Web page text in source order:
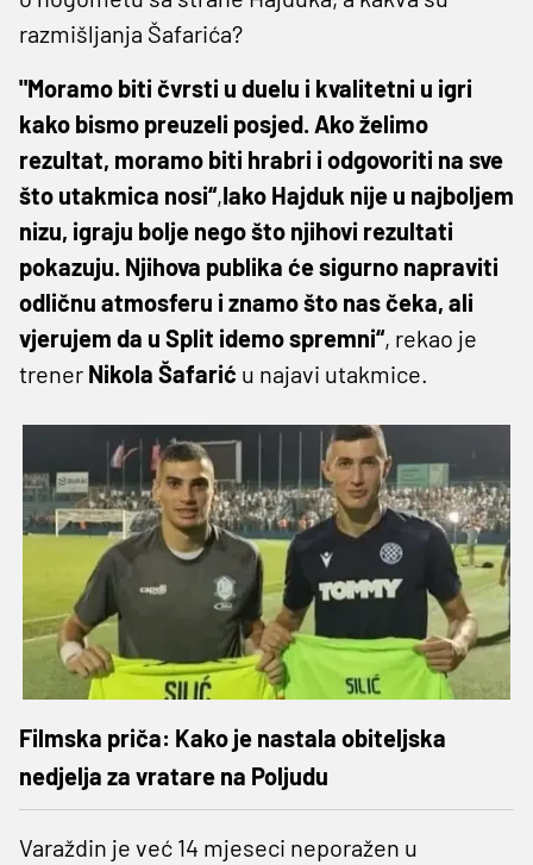
razmišljanja Šafarića?
"Moramo biti čvrsti u duelu i kvalitetni u igri
kako bismo preuzeli posjed. Ako želimo
rezultat, moramo biti hrabri i odgovoriti na sve
što utakmica nosi“,Iako Hajduk nije u najboljem
nizu, igraju bolje nego što njihovi rezultati
pokazuju. Njihova publika će sigurno napraviti
odličnu atmosferu i znamo što nas čeka, ali
vjerujem da u Split idemo spremni“, rekao je
trener Nikola Šafarić u najavi utakmice.
Filmska priča: Kako je nastala obiteljska
nedjelja za vratare na Poljudu
Varaždin je već 14 mjeseci neporažen u